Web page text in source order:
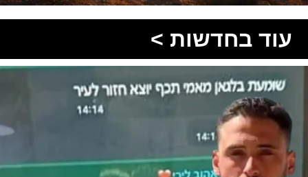
עוד בחדשות >